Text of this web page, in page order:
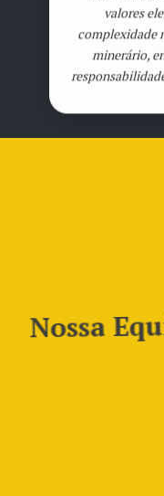
valores
complexidade
minerário,
Nossa